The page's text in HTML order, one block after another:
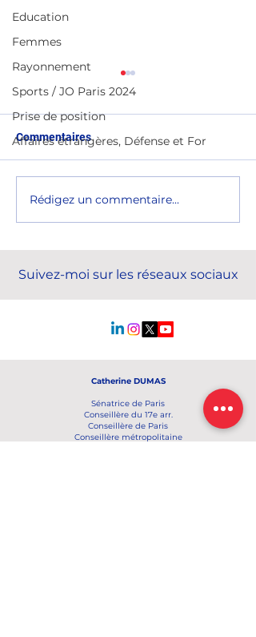
Education
Femmes
Rayonnement
Sports / JO Paris 2024
Prise de position
Affaires étrangères, Défense et For
Clôture de l'Assemblée
générale ordinaire de
Commentaires
Rédigez un commentaire...
Suivez-moi sur les réseaux sociaux
Catherine DUMAS
Sénatrice de Paris
Conseillère du 17e arr.
Conseillère de Paris
Conseillère métropolitaine